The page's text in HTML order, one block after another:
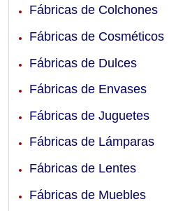
Fábricas de Colchones
Fábricas de Cosméticos
Fábricas de Dulces
Fábricas de Envases
Fábricas de Juguetes
Fábricas de Lámparas
Fábricas de Lentes
Fábricas de Muebles